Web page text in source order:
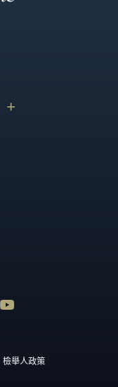
檢舉人政策